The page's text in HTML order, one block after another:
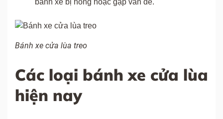
Bánh xe cửa lùa treo
Các loại bánh xe cửa lùa
hiện nay